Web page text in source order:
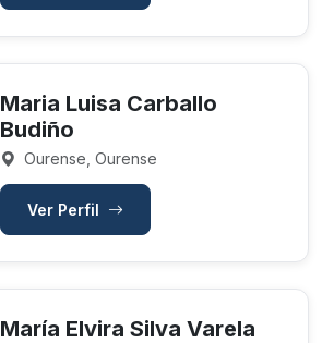
Maria Luisa Carballo
Budiño
Ourense, Ourense
Ver Perfil
María Elvira Silva Varela